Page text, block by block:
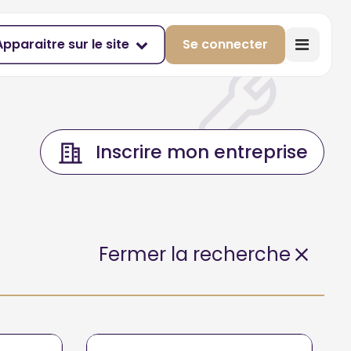
sur le site Se connecter
Inscrire mon entreprise
Fermer la recherche